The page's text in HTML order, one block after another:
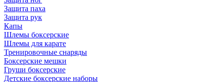
Защита паха
Защита рук
Капы
Шлемы боксерские
Шлемы для карате
Тренировочные снаряды
Боксерские мешки
Груши боксерские
Детские боксерские наборы